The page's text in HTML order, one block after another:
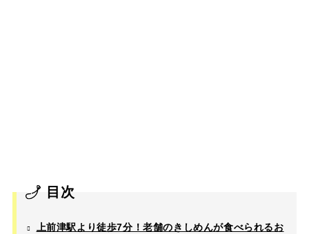
目次
上前津駅より徒歩7分！老舗のきしめんが食べられるお